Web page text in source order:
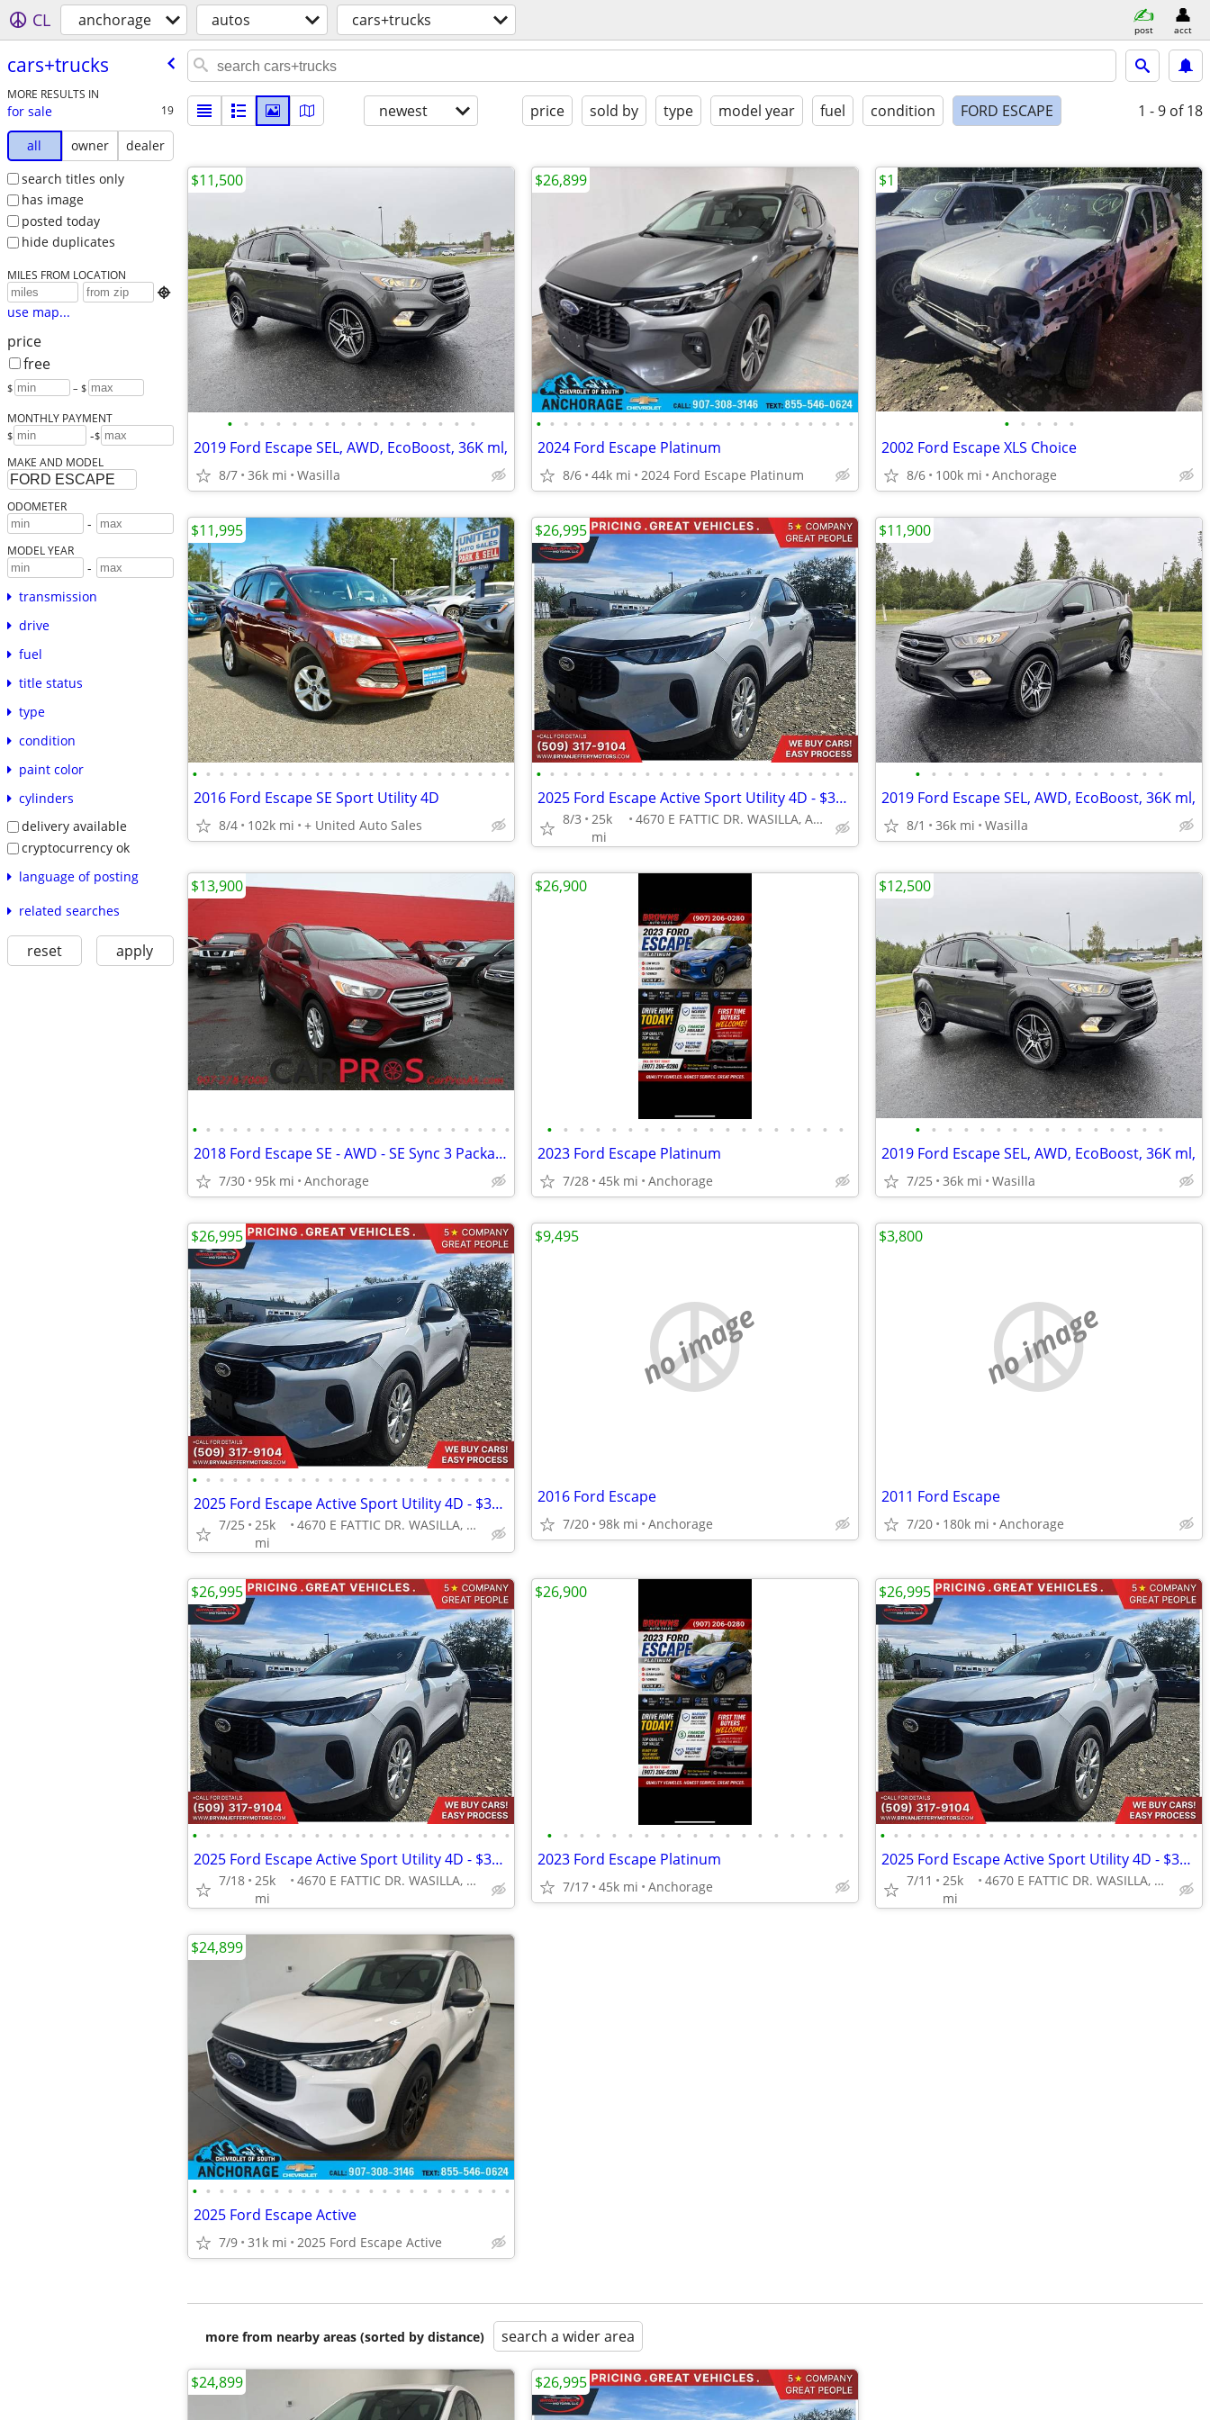
CL anchorage autos cars+trucks post acct
cars+trucks
MORE RESULTS IN
for sale 19
all owner
dealer
search titles only
has image
posted today
hide duplicates
MILES FROM LOCATION

use map...
price
free
$ – $
MONTHLY PAYMENT
$ -$
MAKE AND MODEL
ODOMETER
-
MODEL YEAR
-
transmission
drive
fuel
title status
type
condition
paint color
cylinders
delivery available
cryptocurrency ok
language of posting
related searches
reset apply
newest price sold by type model year fuel condition FORD ESCAPE 1 - 9 of 18
• • • • • • • • • • • • • • • •
2019 Ford Escape SEL, AWD, EcoBoost, 36K ml,
8/7 36k mi Wasilla
$11,500
• • • • • • • • • • • • • • • • • • • • • • • •
2024 Ford Escape Platinum
8/6 44k mi 2024 Ford Escape Platinum
$26,899
• • • • •
2002 Ford Escape XLS Choice
8/6 100k mi Anchorage
$1
• • • • • • • • • • • • • • • • • • • • • • • •
2016 Ford Escape SE Sport Utility 4D
8/4 102k mi + United Auto Sales
$11,995
• • • • • • • • • • • • • • • • • • • • • • • •
2025 Ford Escape Active Sport Utility 4D - $354/mo
8/3
25k
mi
4670 E FATTIC DR. WASILLA, AK 99654
$26,995
• • • • • • • • • • • • • • • •
2019 Ford Escape SEL, AWD, EcoBoost, 36K ml,
8/1 36k mi Wasilla
$11,900
• • • • • • • • • • • • • • • • • • • • • • • •
2018 Ford Escape SE - AWD - SE Sync 3 Package - Power & Heated Seats
7/30 95k mi Anchorage
$13,900
• • • • • • • • • • • • • • • • • • •
2023 Ford Escape Platinum
7/28 45k mi Anchorage
$26,900
• • • • • • • • • • • • • • • •
2019 Ford Escape SEL, AWD, EcoBoost, 36K ml,
7/25 36k mi Wasilla
$12,500
• • • • • • • • • • • • • • • • • • • • • • • •
2025 Ford Escape Active Sport Utility 4D - $354/mo
7/25
25k
mi
4670 E FATTIC DR. WASILLA, AK 99654
$26,995
no image
2016 Ford Escape
7/20 98k mi Anchorage
$9,495
no image
2011 Ford Escape
7/20 180k mi Anchorage
$3,800
• • • • • • • • • • • • • • • • • • • • • • • •
2025 Ford Escape Active Sport Utility 4D - $354/mo
7/18 25k
mi
4670 E FATTIC DR. WASILLA, AK 99654
$26,995
• • • • • • • • • • • • • • • • • • •
2023 Ford Escape Platinum
7/17 45k mi Anchorage
$26,900
• • • • • • • • • • • • • • • • • • • • • • • •
2025 Ford Escape Active Sport Utility 4D - $354/mo
7/11
25k
mi
4670 E FATTIC DR. WASILLA, AK 99654
$26,995
• • • • • • • • • • • • • • • • • • • • • • • •
2025 Ford Escape Active
7/9 31k mi 2025 Ford Escape Active
$24,899
more from nearby areas (sorted by distance) search a wider area
$24,899 $26,995